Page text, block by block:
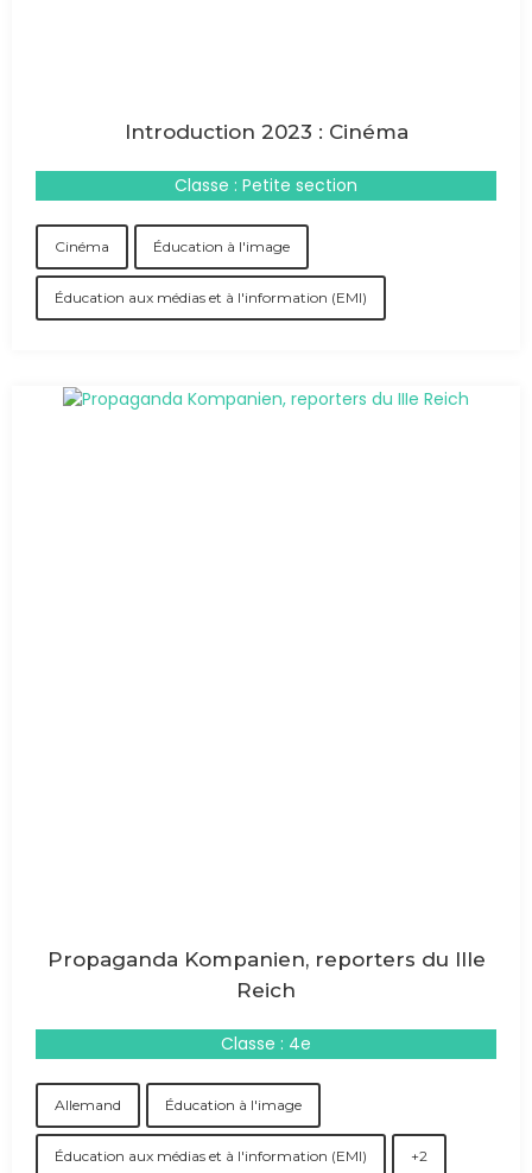
Introduction 2023 : Cinéma
Classe : Petite section
Cinéma Éducation à l'image
Éducation aux médias et à l'information (EMI)
Propaganda Kompanien, reporters du IIIe
Reich
Classe : 4e
Allemand Éducation à l'image
Éducation aux médias et à l'information (EMI) +2